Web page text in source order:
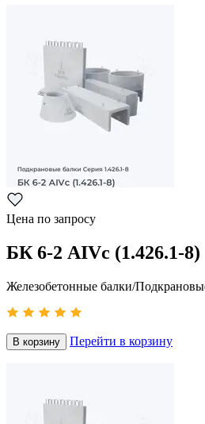
Цена по запросу
БК 6-2 АIVс (1.426.1-8)
Железобетонные балки/
В корзину Перейти в корзину